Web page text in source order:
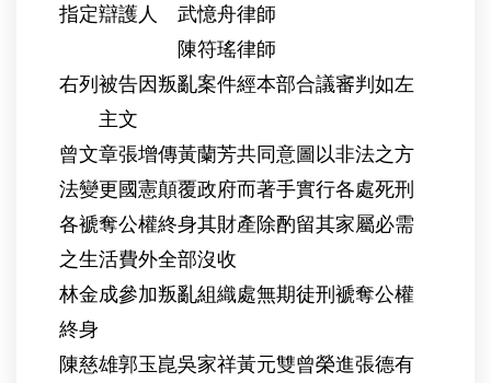
指定辯護人 武憶舟律師
陳符瑤律師
右列被告因叛亂案件經本部合議審判如左
主文
曾文章張增傳黃蘭芳共同意圖以非法之方
法變更國憲顛覆政府而著手實行各處死刑
各褫奪公權終身其財產除酌留其家屬必需
之生活費外全部沒收
林金成參加叛亂組織處無期徒刑褫奪公權
終身
陳慈雄郭玉崑吳家祥黃元雙曾榮進張德有